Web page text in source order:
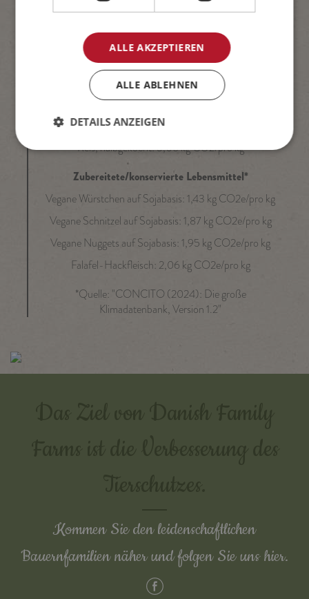
Banane: 0,85 kg CO2e/pro kg
Avocado: 1,22 kg CO2/pro kg
Brot und Müsli*
Burgerbrötchen: 1,16 kg CO2/pro kg
Nudeln: 2,05 kg CO2/pro kg
Kuchen: 2,32 kg CO2e/pro kg
Reis, halbgekocht: 5,06 kg CO2/pro kg
Zubereitete/konservierte Lebensmittel*
Vegane Würstchen auf Sojabasis: 1,43 kg CO2e/pro kg
Vegane Schnitzel auf Sojabasis: 1,87 kg CO2e/pro kg
Vegane Nuggets auf Sojabasis: 1,95 kg CO2e/pro kg
Falafel-Hackfleisch: 2,06 kg CO2e/pro kg
*Quelle: "CONCITO (2024): Die große
Klimadatenbank, Version 1.2"
Kommen Sie den leidenschaftlichen
Bauernfamilien näher und folgen Sie uns hier.
ALLE AKZEPTIEREN
ALLE ABLEHNEN
DETAILS ANZEIGEN